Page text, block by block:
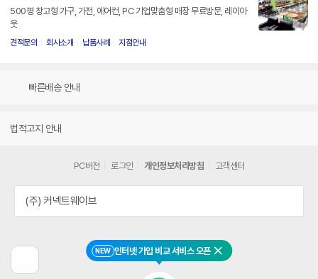
NEW 인터넷 가입 비교 서비스 오픈 닫기
500평 창고형 가구, 가전, 에어컨, PC 기업맞춤형 매장 무료방문, 레이아
웃
견적문의 회사소개 납품사례 지점안내
빠른배송 안내
법적고지 안내
전
PC버전 로그인 개인정보처리방침 고객센터
(주) 커넥트웨이브